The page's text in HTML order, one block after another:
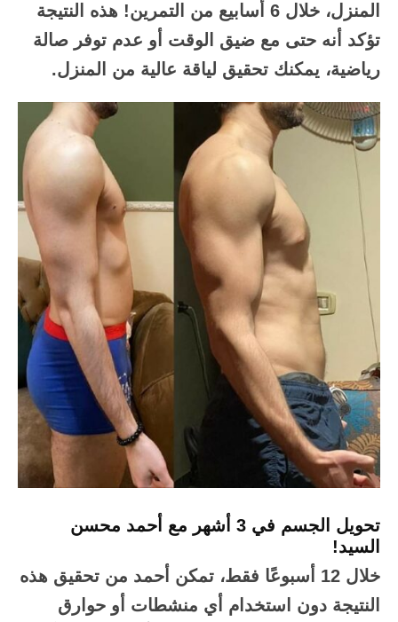
المنزل، خلال 6 أسابيع من التمرين! هذه النتيجة
تؤكد أنه حتى مع ضيق الوقت أو عدم توفر صالة
رياضية، يمكنك تحقيق لياقة عالية من المنزل.
تحويل الجسم في 3 أشهر مع أحمد محسن
السيد!
خلال 12 أسبوعًا فقط، تمكن أحمد من تحقيق هذه
النتيجة دون استخدام أي منشطات أو حوارق